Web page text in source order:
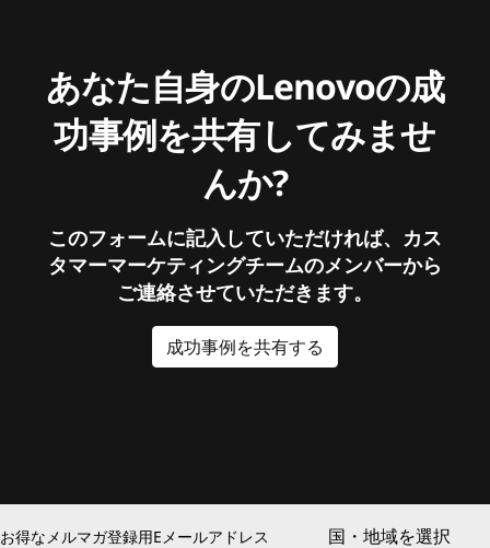
あなた自身のLenovoの成
功事例を共有してみませ
んか?
このフォームに記入していただければ、カス
タマーマーケティングチームのメンバーから
ご連絡させていただきます。
成功事例を共有する
お得なメルマガ登録用Eメールアドレス 国・地域を選択